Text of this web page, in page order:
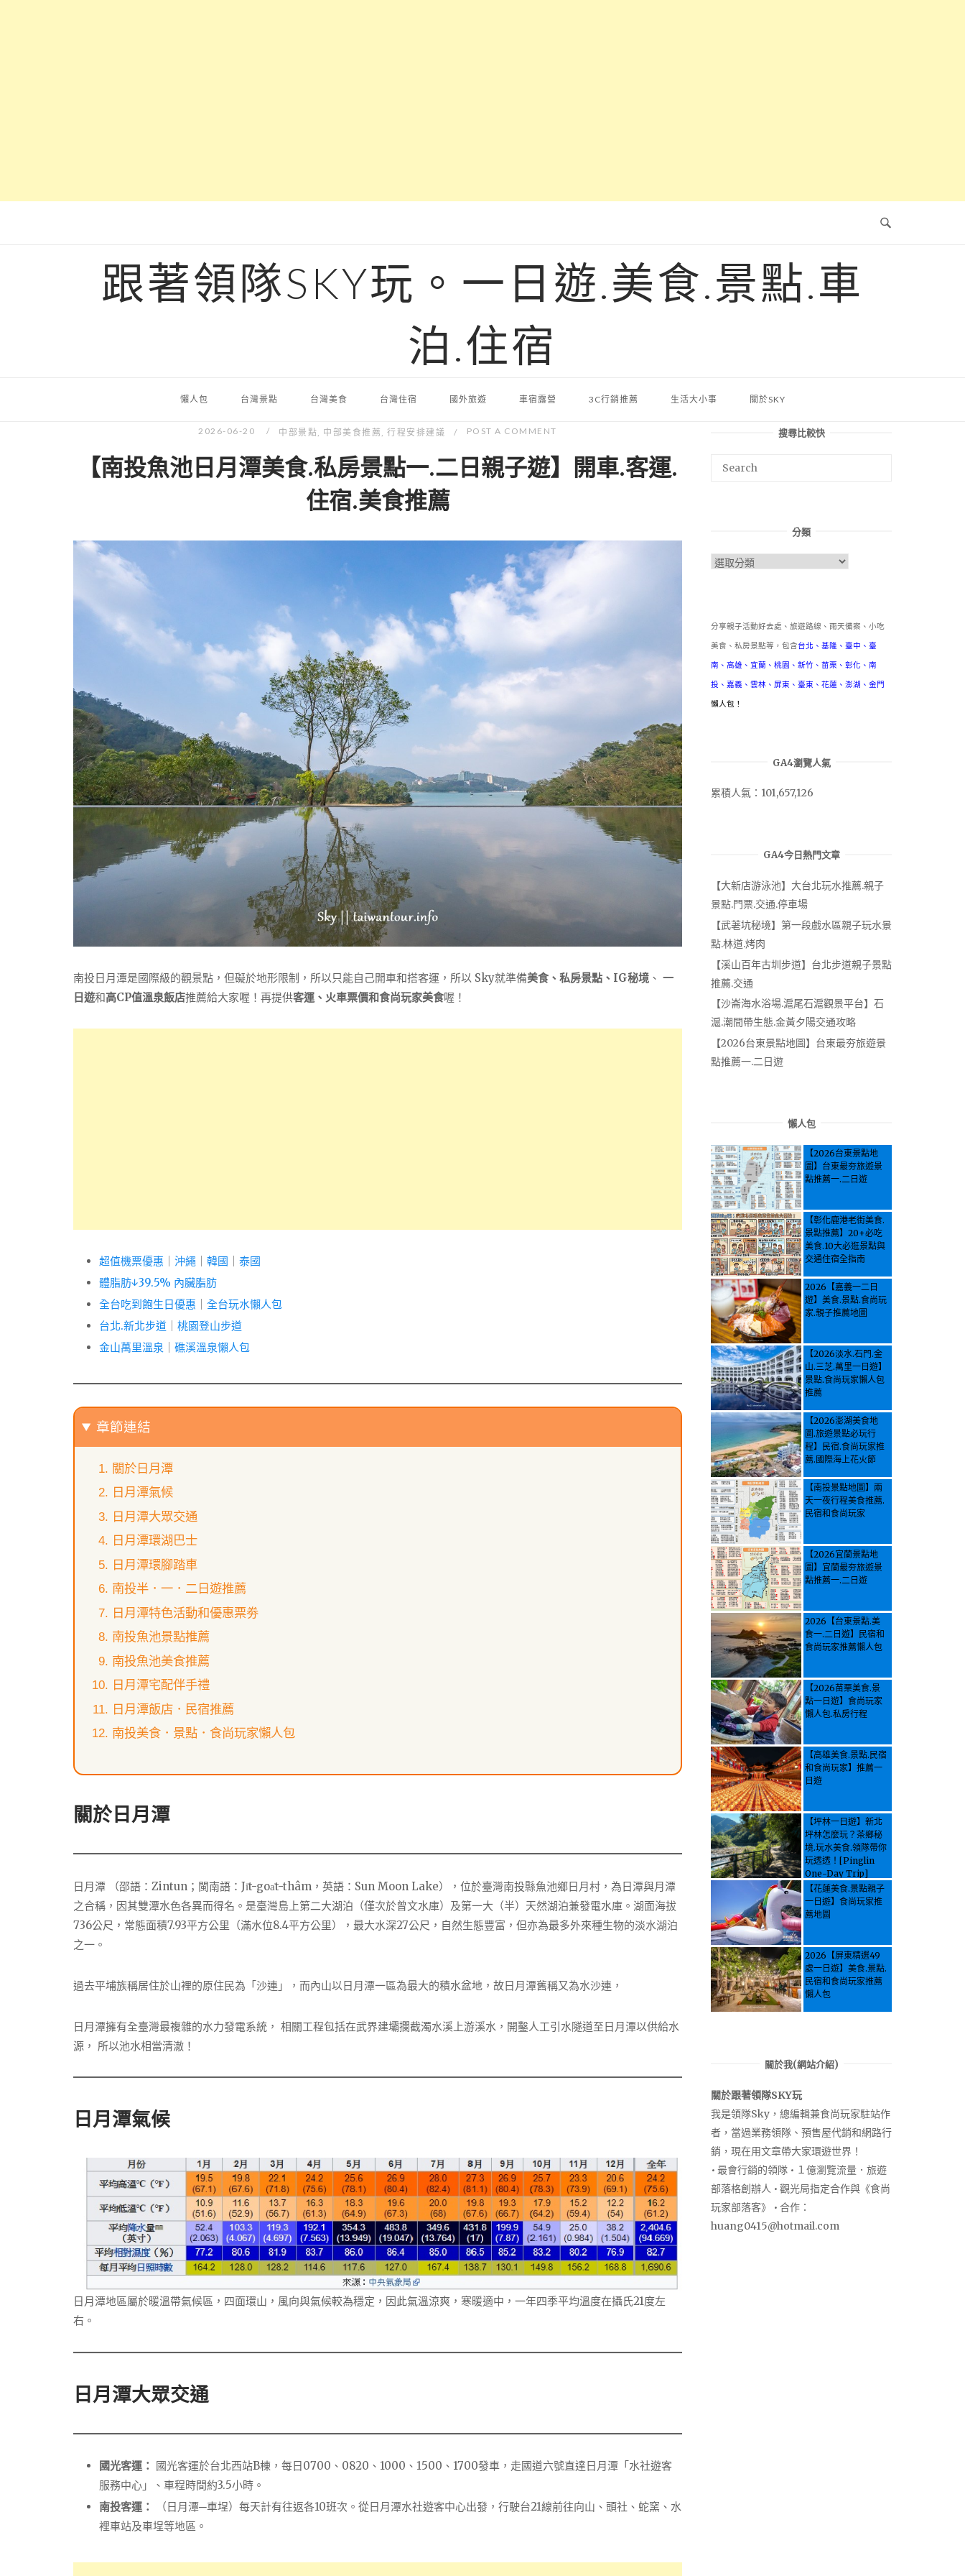
跟著領隊SKY玩。一日遊.美食.景點.車
泊.住宿
懶人包 台灣景點 台灣美食 台灣住宿 國外旅遊 車宿露營 3C行銷推薦 生活大小事 關於SKY
2026-06-20 中部景點, 中部美食推薦 ,行程安排建議 POST A COMMENT
【南投魚池日月潭美食.私房景點一.二日親子遊】開車.客運.
住宿.美食推薦
南投日月潭是國際級的觀景點，但礙於地形限制，所以只能自己開車和搭客運，所以 Sky就準備美食、私房景點、IG秘境 、 一
日遊和高CP值溫泉飯店推薦給大家喔！再提供客運、火車票價和食尚玩家美食喔！
超值機票優惠 沖繩 韓國
泰國
體脂肪↓39.5% 內臟脂肪
全台吃到飽生日優惠
全台玩水懶人包
台北.新北步道
桃園登山步道
金山萬里溫泉
礁溪溫泉懶人包
章節連結
關於日月潭
日月潭氣候
日月潭大眾交通
日月潭環湖巴士
日月潭環腳踏車
南投半．一．二日遊推薦
日月潭特色活動和優惠票劵
南投魚池景點推薦
南投魚池美食推薦
日月潭宅配伴手禮
日月潭飯店．民宿推薦
南投美食．景點．食尚玩家懶人包
關於日月潭
日月潭 （邵語：Zintun；閩南語：Ji̍t-goa̍t-thâm，英語：Sun Moon Lake），位於臺灣南投縣魚池鄉日月村，為日潭與月潭
之合稱，因其雙潭水色各異而得名。是臺灣島上第二大湖泊（僅次於曾文水庫）及第一大（半）天然湖泊兼發電水庫。湖面海拔
736公尺，常態面積7.93平方公里（滿水位8.4平方公里），最大水深27公尺，自然生態豐富，但亦為最多外來種生物的淡水湖泊
之一。
過去平埔族稱居住於山裡的原住民為「沙連」，而內山以日月潭一區為最大的積水盆地，故日月潭舊稱又為水沙連，
日月潭擁有全臺灣最複雜的水力發電系統， 相關工程包括在武界建壩攔截濁水溪上游溪水，開鑿人工引水隧道至日月潭以供給水
源， 所以池水相當清澈！
日月潭氣候
日月潭地區屬於暖溫帶氣候區，四面環山，風向與氣候較為穩定，因此氣溫涼爽，寒暖適中，一年四季平均溫度在攝氏21度左
右。
日月潭大眾交通
國光客運：
國光客運於台北西站B棟，每日0700、0820、1000、1500、1700發車，走國道六號直達日月潭「水社遊客
服務中心」、車程時間約3.5小時。
南投客運：
（日月潭─車埕）每天計有往返各10班次。從日月潭水社遊客中心出發，行駛台21線前往向山、頭社、蛇窯、水
裡車站及車埕等地區。
搜尋比較快
分類
分
分享親子活動好去處、旅遊路線、雨天備案、小吃
美食、私房景點等，包含台北 、 基隆 、 臺中 、 臺
南 、 高雄 、 宜蘭 、 桃園 、 新竹 、 苗栗 、 彰化 、 南
投 、 嘉義 、 雲林 、 屏東 、 臺東 、 花蓮 、 澎湖 、 金門
懶人包！
GA4瀏覽人氣
累積人氣：101,657,126
GA4今日熱門文章
【大新店游泳池】大台北玩水推薦.親子
景點.門票.交通.停車場
【武荖坑秘境】第一段戲水區親子玩水景
點.林道.烤肉
【溪山百年古圳步道】台北步道親子景點
推薦.交通
【沙崙海水浴場.滬尾石滬觀景平台】石
滬.潮間帶生態.金黃夕陽交通攻略
【2026台東景點地圖】台東最夯旅遊景
點推薦一.二日遊
懶人包
【2026台東景點地
圖】台東最夯旅遊景
點推薦一.二日遊
【彰化鹿港老街美食.
景點推薦】20+必吃
美食.10大必逛景點與
交通住宿全指南
2026【嘉義一二日
遊】美食.景點.食尚玩
家.親子推薦地圖
【2026淡水.石門.金
山.三芝.萬里一日遊】
景點.食尚玩家懶人包
推薦
【2026澎湖美食地
圖.旅遊景點必玩行
程】民宿.食尚玩家推
薦.國際海上花火節
【南投景點地圖】兩
天一夜行程美食推薦.
民宿和食尚玩家
【2026宜蘭景點地
圖】宜蘭最夯旅遊景
點推薦一.二日遊
2026【台東景點.美
食一.二日遊】民宿和
食尚玩家推薦懶人包
【2026苗栗美食.景
點一日遊】食尚玩家
懶人包.私房行程
【高雄美食.景點.民宿
和食尚玩家】推薦一
日遊
【坪林一日遊】新北
坪林怎麼玩？茶鄉秘
境.玩水美食.領隊帶你
玩透透！[Pinglin
One-Day Trip]
How to explore
Pinglin, New
Taipei? Tea Village
Let the guide take
you through it all!
【花蓮美食.景點親子
一日遊】食尚玩家推
薦地圖
2026【屏東精選49
處一日遊】美食.景點.
民宿和食尚玩家推薦
懶人包
關於我(網站介紹)
關於跟著領隊SKY玩
我是領隊Sky，總編輯兼食尚玩家駐站作
者，當過業務領隊、預售屋代銷和網路行
銷，現在用文章帶大家環遊世界！
• 最會行銷的領隊 • １億瀏覽流量．旅遊
部落格創辦人 • 觀光局指定合作與《食尚
玩家部落客》 • 合作：
huang0415@hotmail.com